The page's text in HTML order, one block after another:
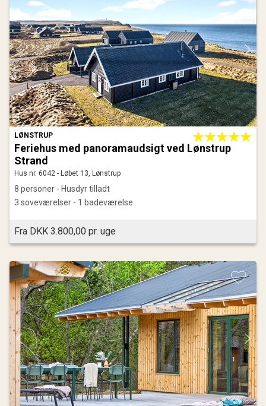
LØNSTRUP
Feriehus med panoramaudsigt ved Lønstrup
Strand
Hus nr. 6042 - Løbet 13, Lønstrup
8 personer - Husdyr tilladt
3 soveværelser - 1 badeværelse
Fra DKK 3.800,00 pr. uge